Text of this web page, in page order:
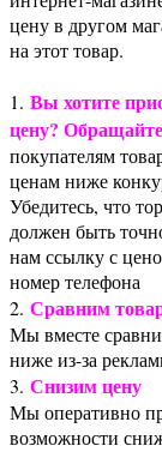
цену в другом
на этот товар.
1. Вы хотите
цену?
покупателям
ценам ниже
Убедитесь, что
должен быть
нам ссылку с
номер телефона
2. Сравним
Мы вместе
ниже из-за
3. Снизим цену
Мы оперативно
возможности